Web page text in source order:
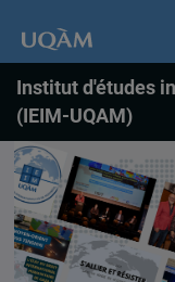
Institut d'études
(IEIM-UQAM)